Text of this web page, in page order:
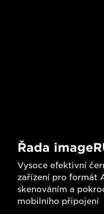
Řada
Vysoce efektivní
zařízení pro formát
skenováním a
mobilního připojení